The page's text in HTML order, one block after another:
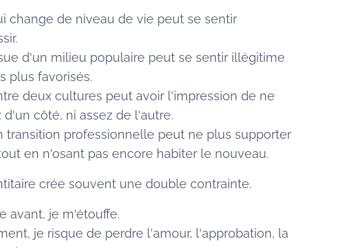
change de niveau de vie peut se sentir
d'un milieu populaire peut se sentir illégitime
plus favorisés.
deux cultures peut avoir l'impression de ne
d'un côté, ni assez de l'autre.
transition professionnelle peut ne plus supporter
en n'osant pas encore habiter le nouveau.
crée souvent une double contrainte.
avant, je m'étouffe.
je risque de perdre l'amour, l'approbation, la